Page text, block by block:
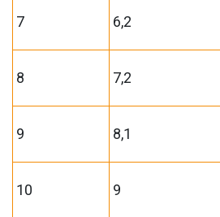
7 6,2
8 7,2
9 8,1
10 9